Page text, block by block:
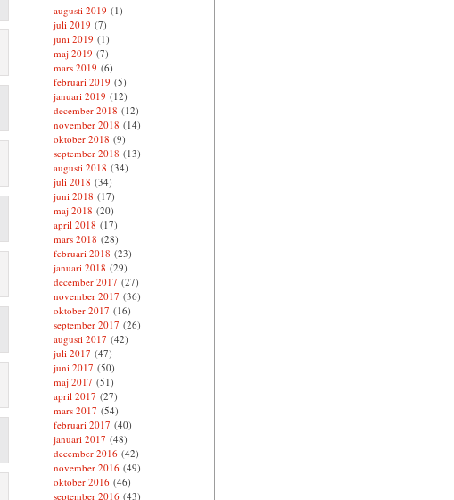
augusti 2019 (1)
juli 2019 (7)
juni 2019 (1)
maj 2019 (7)
mars 2019 (6)
februari 2019 (5)
januari 2019 (12)
december 2018 (12)
november 2018 (14)
oktober 2018 (9)
september 2018 (13)
augusti 2018 (34)
juli 2018 (34)
juni 2018 (17)
maj 2018 (20)
april 2018 (17)
mars 2018 (28)
februari 2018 (23)
januari 2018 (29)
december 2017 (27)
november 2017 (36)
oktober 2017 (16)
september 2017 (26)
augusti 2017 (42)
juli 2017 (47)
juni 2017 (50)
maj 2017 (51)
april 2017 (27)
mars 2017 (54)
februari 2017 (40)
januari 2017 (48)
december 2016(42)
november 2016(49)
oktober 2016(46)
september 2016(43)